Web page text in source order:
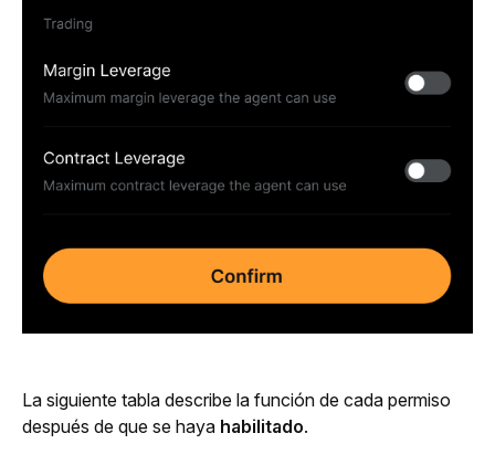
La siguiente tabla describe la función de cada permiso
después de que se haya habilitado.